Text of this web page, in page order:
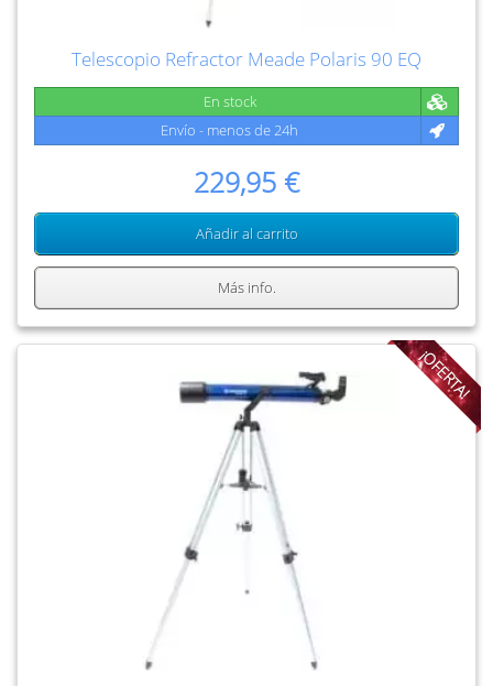
Telescopio Refractor Meade Polaris 90 EQ
En stock
Envío - menos de 24h
229,95 €
Añadir al carrito
Más info.
¡OFERTA!